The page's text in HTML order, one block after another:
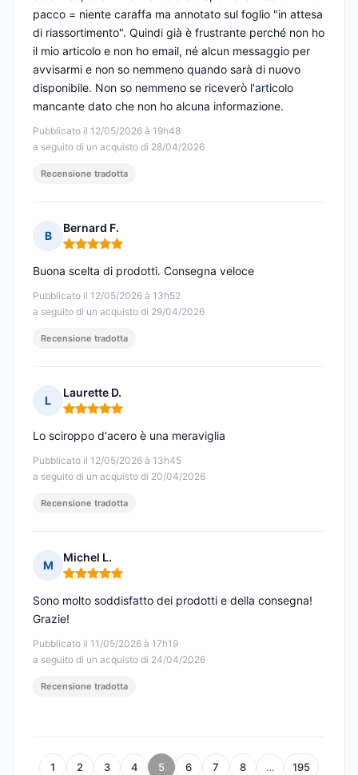
Pubblicato il 12/05/2026 à 19h48
a seguito di un acquisto di 28/04/2026
pacco = niente caraffa ma annotato sul foglio "in attesa
di riassortimento". Quindi già è frustrante perché non ho
il mio articolo e non ho email, né alcun messaggio per
avvisarmi e non so nemmeno quando sarà di nuovo
disponibile. Non so nemmeno se riceverò l'articolo
mancante dato che non ho alcuna informazione.
Recensione tradotta
B
Bernard F.
Nota: 5 su 5
Pubblicato il 12/05/2026 à 13h52
a seguito di un acquisto di 29/04/2026
Buona scelta di prodotti. Consegna veloce
Recensione tradotta
L
Laurette D.
Nota: 5 su 5
Pubblicato il 12/05/2026 à 13h45
a seguito di un acquisto di 20/04/2026
Lo sciroppo d'acero è una meraviglia
Recensione tradotta
M
Michel L.
Nota: 5 su 5
Pubblicato il 11/05/2026 à 17h19
a seguito di un acquisto di 24/04/2026
Sono molto soddisfatto dei prodotti e della consegna!
Grazie!
Recensione tradotta
1 2 3 4 5 6 7 8 … 195